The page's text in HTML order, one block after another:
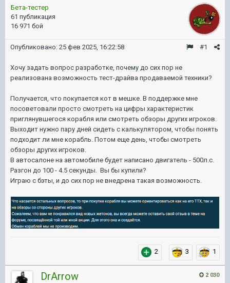
Бета-тестер
61 публикация
16 971 бой
#1
Опубликовано: 25 фев 2025, 16:22:58
Хочу задать вопрос разработке, почему до сих пор не
реализована возможность тест-драйва продаваемой техники?
Получается, что покупается кот в мешке. В поддержке мне
посоветовали просто смотреть на цифры характеристик
приглянувшегося корабля или смотреть обзоры других игроков.
Выходит нужно пару дней сидеть с калькулятором, чтобы понять
подходит ли мне корабль. Потом еще день, чтобы смотреть
обзоры других игроков.
В автосалоне на автомобиле будет написано двигатель - 500л.с.
Разгон до 100 - 4.5 секунды. Вы бы купили?
Играю с бэты, и до сих пор не внедрена такая возможность.
2 3 1
2 030
DrArrow